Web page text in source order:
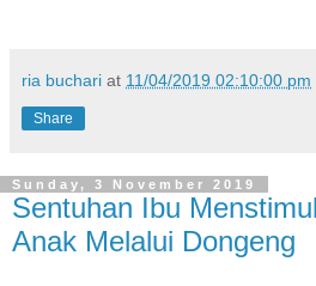
ria buchari at 11/04/2019 02:10:00 pm
Share
Sunday, 3 November 2019
Sentuhan Ibu
Anak Melalui Dongeng